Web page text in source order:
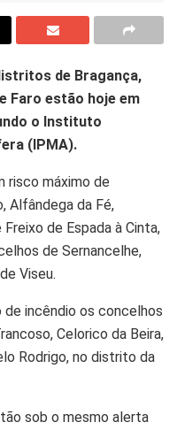
de Bragança,
Faro estão hoje em
o Instituto
(IPMA).
risco máximo de
Alfândega da Fé,
de Espada à Cinta,
de Sernancelhe,
Viseu.
incêndio os concelhos
Celorico da Beira,
Rodrigo, no distrito da
sob o mesmo alerta